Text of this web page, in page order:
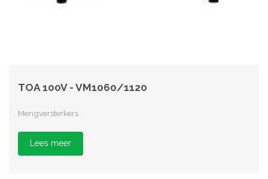
TOA 100V - VM1060/1120
Mengversterkers
Lees meer